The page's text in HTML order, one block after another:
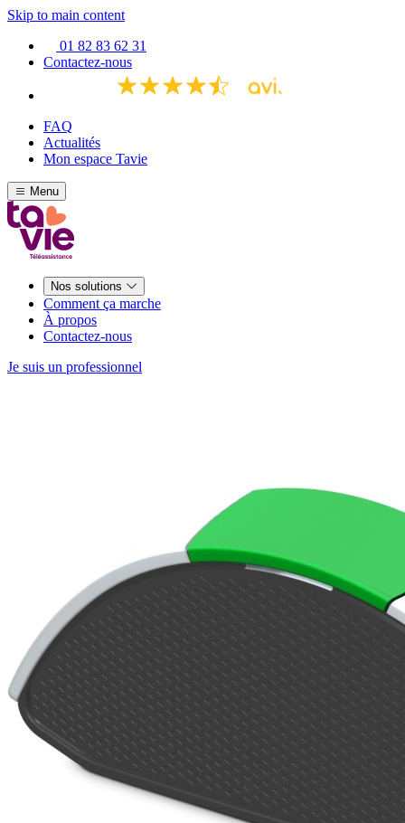
Skip to main content
01 82 83 62 31
Contactez-nous
FAQ
Actualités
Mon espace Tavie
Menu
Nos solutions
Comment ça marche
À propos
Contactez-nous
Je suis un professionnel